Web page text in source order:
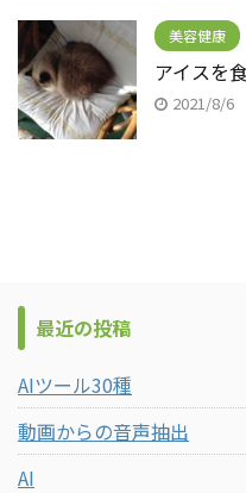
美容健康
アイスを
2021/8/6
最近の投稿
AIツール30種
動画からの音声抽出
AI